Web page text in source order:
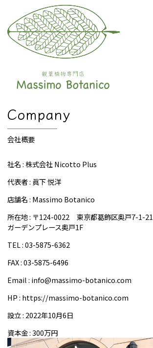
Company
会社概要
社名 : 株式会社 Nicotto Plus
代表者 : 眞下 悦洋
店舗名 : Massimo Botanico
所在地 : 〒124-0022
東京都葛飾区奥戸7-1-21
ガーデンプレース奥戸1F
TEL : 03-5875-6362
FAX : 03-5875-6496
Email : info@massimo-botanico.com
HP : https://massimo-botanico.com
設立 : 2022年10月6日
資本金 : 300万円